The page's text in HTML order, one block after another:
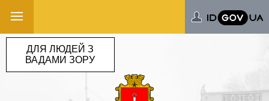
ДЛЯ ЛЮДЕЙ З
ВАДАМИ ЗОРУ